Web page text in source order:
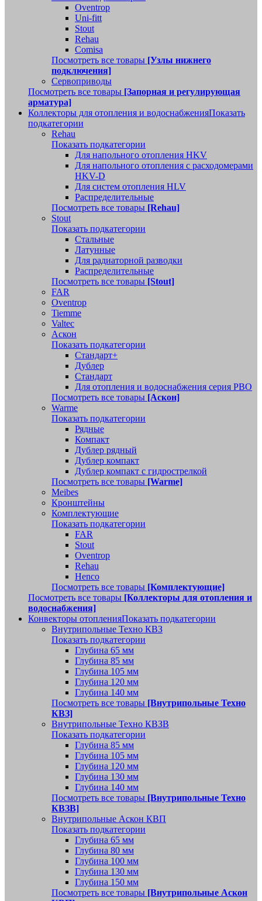
Oventrop
Uni-fitt
Stout
Rehau
Comisa
Посмотреть все товары [Узлы нижнего
подключения]
Сервоприводы
Посмотреть все товары [Запорная и регулирующая
арматура]
Коллекторы для отопления и водоснабженияПоказать
подкатегории
Rehau
Показать подкатегории
Для напольного отопления HKV
Для напольного отопления с расходомерами
HKV-D
Для систем отопления HLV
Распределительные
Посмотреть все товары [Rehau]
Stout
Показать подкатегории
Стальные
Латунные
Для радиаторной разводки
Распределительные
Посмотреть все товары [Stout]
FAR
Oventrop
Tiemme
Valtec
Аскон
Показать подкатегории
Стандарт+
Дублер
Стандарт
Для отопления и водоснабжения серия РВО
Посмотреть все товары [Аскон]
Warme
Показать подкатегории
Рядные
Компакт
Дублер рядный
Дублер компакт
Дублер компакт с гидрострелкой
Посмотреть все товары [Warme]
Meibes
Кронштейны
Комплектующие
Показать подкатегории
FAR
Stout
Oventrop
Rehau
Henco
Посмотреть все товары [Комплектующие]
Посмотреть все товары [Коллекторы для отопления и
водоснабжения]
Конвекторы отопленияПоказать подкатегории
Внутрипольные Техно КВЗ
Показать подкатегории
Глубина 65 мм
Глубина 85 мм
Глубина 105 мм
Глубина 120 мм
Глубина 140 мм
Посмотреть все товары [Внутрипольные Техно
КВЗ]
Внутрипольные Техно КВЗВ
Показать подкатегории
Глубина 85 мм
Глубина 105 мм
Глубина 120 мм
Глубина 130 мм
Глубина 140 мм
Посмотреть все товары [Внутрипольные Техно
КВЗВ]
Внутрипольные Аскон КВП
Показать подкатегории
Глубина 65 мм
Глубина 80 мм
Глубина 100 мм
Глубина 130 мм
Глубина 150 мм
Посмотреть все товары [Внутрипольные Аскон